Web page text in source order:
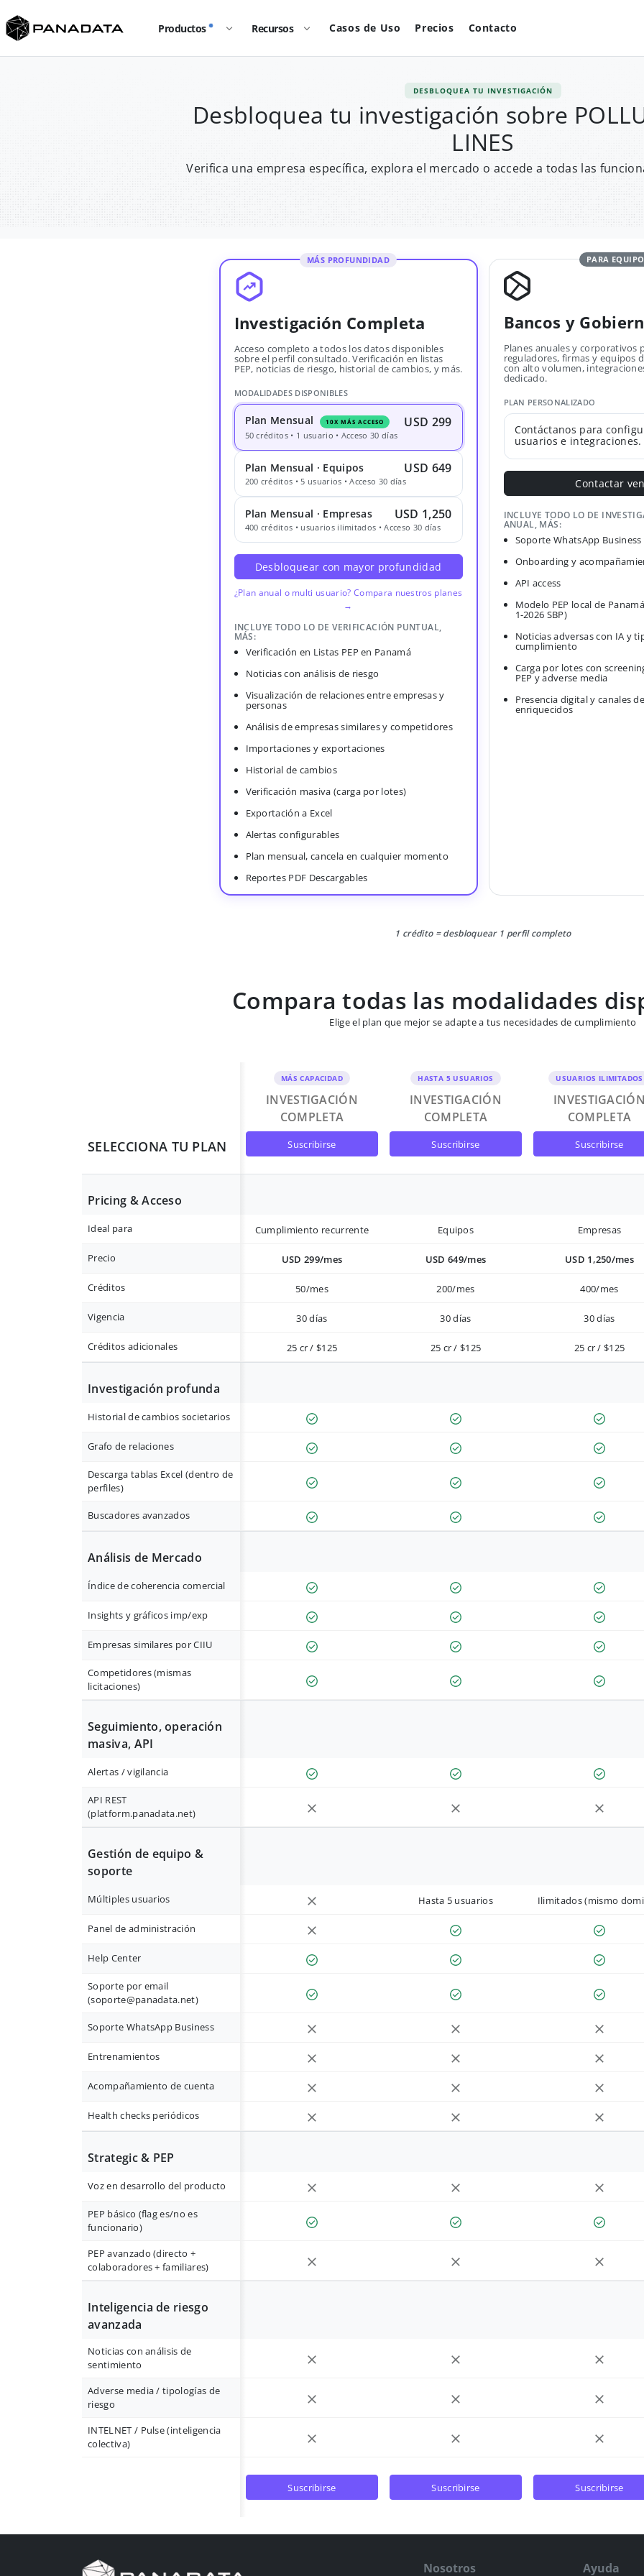
Productos Recursos Casos de Uso Precios Contacto
DESBLOQUEA TU INVESTIGACIÓN
Desbloquea tu investigación sobre
LINES
Verifica una empresa específica, explora el mercado o accede a todas las
MÁS PROFUNDIDAD
Investigación Completa
Acceso completo a todos los datos disponibles
sobre el perfil consultado. Verificación en listas
PEP, noticias de riesgo, historial de cambios, y más.
MODALIDADES DISPONIBLES
Plan Mensual 10X MÁS ACCESO USD 299
50 créditos • 1 usuario • Acceso 30 días
Plan Mensual · Equipos USD 649
200 créditos • 5 usuarios • Acceso 30 días
Plan Mensual · Empresas USD 1,250
400 créditos • usuarios ilimitados • Acceso 30 días
Desbloquear con mayor profundidad
¿Plan anual o multi usuario? Compara nuestros planes
→
INCLUYE TODO LO DE VERIFICACIÓN PUNTUAL,
MÁS:
Verificación en Listas PEP en Panamá
Noticias con análisis de riesgo
Visualización de relaciones entre empresas y
personas
Análisis de empresas similares y competidores
Importaciones y exportaciones
Historial de cambios
Verificación masiva (carga por lotes)
Exportación a Excel
Alertas configurables
Plan mensual, cancela en cualquier momento
Reportes PDF Descargables
PARA
Bancos y
Planes anuales y corporativos
reguladores, firmas y equipos
con alto volumen,
dedicado.
PLAN PERSONALIZADO
Contáctanos para
usuarios e integraciones.
Contactar
INCLUYE TODO LO DE
ANUAL, MÁS:
Soporte WhatsApp Business
Onboarding y
API access
Modelo PEP local de
1-2026 SBP)
Noticias adversas con IA y
cumplimiento
Carga por lotes con
PEP y adverse media
Presencia digital y canales
enriquecidos
1 crédito = desbloquear 1 perfil completo
Compara todas las modalidades
Elige el plan que mejor se adapte a tus necesidades de cumplimiento
SELECCIONA TU PLAN
MÁS CAPACIDAD
INVESTIGACIÓN
COMPLETA
suscribirse
HASTA 5 USUARIOS
INVESTIGACIÓN
COMPLETA
suscribirse
USUARIOS ILIMITADOS
COMPLETA
suscribirse
Pricing & Acceso
Ideal para Cumplimiento recurrente Equipos Empresas
Precio USD 299/mes USD 649/mes USD 1,250/mes
Créditos 50/mes 200/mes 400/mes
Vigencia 30 días 30 días 30 días
Créditos adicionales 25 cr / $125 25 cr / $125 25 cr / $125
Investigación profunda
Historial de cambios societarios
Grafo de relaciones
Descarga tablas Excel (dentro de
perfiles)
Buscadores avanzados
Análisis de Mercado
Índice de coherencia comercial
Insights y gráficos imp/exp
Empresas similares por CIIU
Competidores (mismas
licitaciones)
Seguimiento, operación
masiva, API
Alertas / vigilancia
API REST
(platform.panadata.net)
Gestión de equipo &
soporte
Múltiples usuarios Hasta 5 usuarios Ilimitados (mismo
Panel de administración
Help Center
Soporte por email
(soporte@panadata.net)
Soporte WhatsApp Business
Entrenamientos
Acompañamiento de cuenta
Health checks periódicos
Strategic & PEP
Voz en desarrollo del producto
PEP básico (flag es/no es
funcionario)
PEP avanzado (directo +
colaboradores + familiares)
Inteligencia de riesgo
avanzada
Noticias con análisis de
sentimiento
Adverse media / tipologías de
riesgo
INTELNET / Pulse (inteligencia
colectiva)
suscribirse suscribirse suscribirse
Nosotros Ayuda